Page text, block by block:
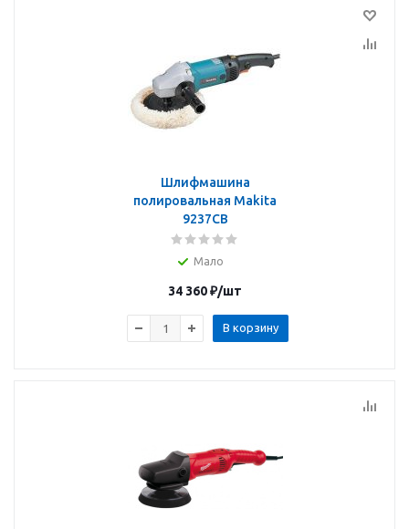
Шлифмашина
полировальная Makita
9237CB
Мало
34 360₽/шт
В корзину